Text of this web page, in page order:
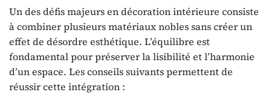
Un des défis majeurs en décoration intérieure consiste
à combiner plusieurs matériaux nobles sans créer un
effet de désordre esthétique. L’équilibre est
fondamental pour préserver la lisibilité et l’harmonie
d’un espace. Les conseils suivants permettent de
réussir cette intégration :